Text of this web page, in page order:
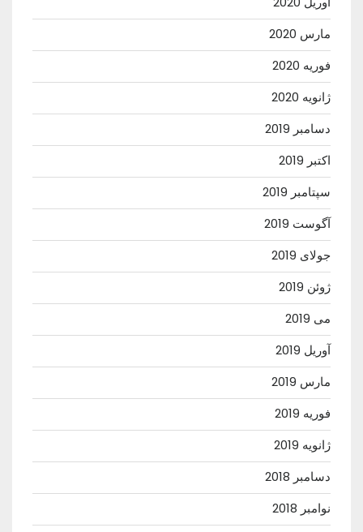
مارس 2020
فوریه 2020
ژانویه 2020
دسامبر 2019
اکتبر 2019
سپتامبر 2019
آگوست 2019
جولای 2019
ژوئن 2019
می 2019
آوریل 2019
مارس 2019
فوریه 2019
ژانویه 2019
دسامبر 2018
نوامبر 2018